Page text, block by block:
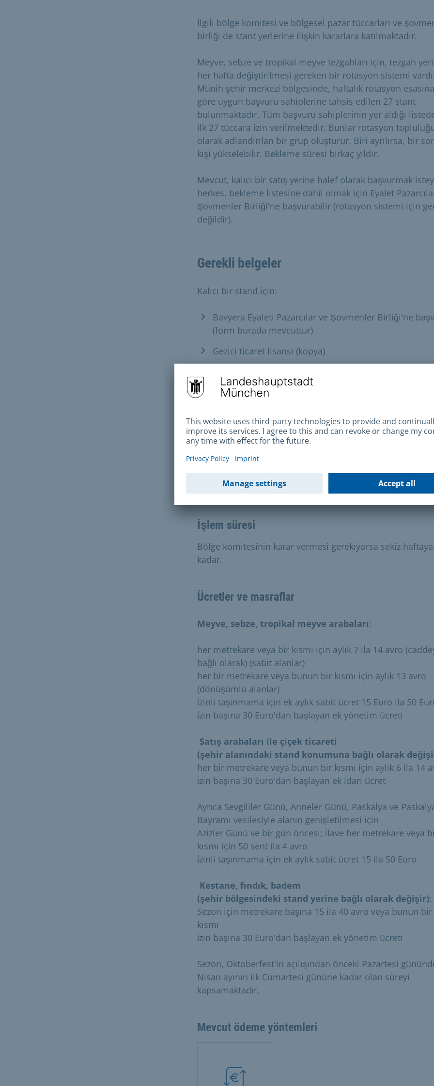
İlgili bölge komitesi ve bölgesel pazar tüccarları ve
birliği de stant yerlerine ilişkin kararlara katılmaktadır.
Meyve, sebze ve tropikal meyve tezgahları için, tezgah
her hafta değiştirilmesi gereken bir rotasyon sistemi
Münih şehir merkezi bölgesinde, haftalık rotasyon esasına
göre uygun başvuru sahiplerine tahsis edilen 27 stant
bulunmaktadır. Tüm başvuru sahiplerinin yer aldığı
ilk 27 tüccara izin verilmektedir. Bunlar rotasyon
olarak adlandırılan bir grup oluşturur. Biri ayrılırsa, bir
kişi yükselebilir. Bekleme süresi birkaç yıldır.
Mevcut, kalıcı bir satış yerine halef olarak başvurmak
herkes, bekleme listesine dahil olmak için Eyalet
Şovmenler Birliği'ne başvurabilir (rotasyon sistemi için
değildir).
Gerekli belgeler
Kalıcı bir stand için:
Bavyera Eyaleti Pazarcılar ve Şovmenler Birliği'ne
(form burada mevcuttur)
Gezici ticaret lisansı (kopya)
Seyahat eden ticaret birliği listesi için:
Merkez Bölge Müfettişliğine başvuru (form orada
mevcuttur)
Süre ve maliyetler
İşlem süresi
Bölge komitesinin karar vermesi gerekiyorsa sekiz haftaya
kadar.
Ücretler ve masraflar
Meyve, sebze, tropikal meyve arabaları:
her metrekare veya bir kısmı için aylık 7 ila 14 avro
bağlı olarak) (sabit alanlar)
her bir metrekare veya bunun bir kısmı için aylık 13 avro
(dönüşümlü alanlar)
i̇zinli taşınmama için ek aylık sabit ücret 15 Euro ila 50
i̇zin başına 30 Euro'dan başlayan ek yönetim ücreti
Satış arabaları ile çiçek ticareti
(şehir alanındaki stand konumuna bağlı olarak
her bir metrekare veya bunun bir kısmı için aylık 6 ila 14
i̇zin başına 30 Euro'dan başlayan ek idari ücret
Ayrıca Sevgililer Günü, Anneler Günü, Paskalya ve
Bayramı vesilesiyle alanın genişletilmesi için
Azizler Günü ve bir gün öncesi; ilave her metrekare veya
kısmı için 50 sent ila 4 avro
i̇zinli taşınmama için ek aylık sabit ücret 15 ila 50 Euro
Kestane, fındık, badem
(şehir bölgesindeki stand yerine bağlı olarak değişir):
Sezon için metrekare başına 15 ila 40 avro veya bunun bir
kısmı
i̇zin başına 30 Euro'dan başlayan ek yönetim ücreti
Sezon, Oktoberfest'in açılışından önceki Pazartesi
Nisan ayının ilk Cumartesi gününe kadar olan süreyi
kapsamaktadır.
Mevcut ödeme yöntemleri